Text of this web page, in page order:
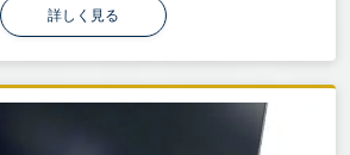
詳しく見る